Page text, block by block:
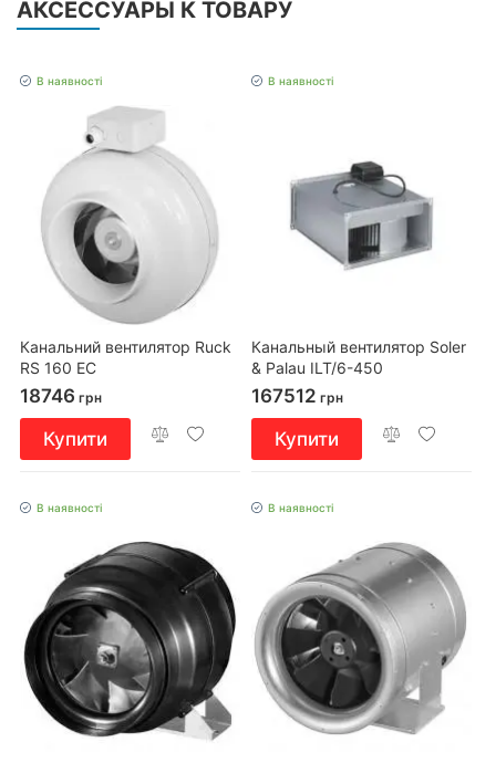
АКСЕССУАРЫ К ТОВАРУ
В наявності
Канальний вентилятор Ruck
RS 160 EC
18746 грн
Купити
В наявності
Канальный вентилятор Soler
& Palau ILT/6-450
167512 грн
Купити
В наявності В наявності